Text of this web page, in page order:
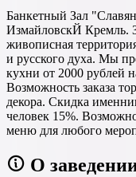
Банкетный Зал
ИзмайловскЙ Кремль.
живописная
и русского духа. Мы
кухни от 2000 рублей
Возможность заказа
декора. Скидка
человек 15%.
меню для любого
О